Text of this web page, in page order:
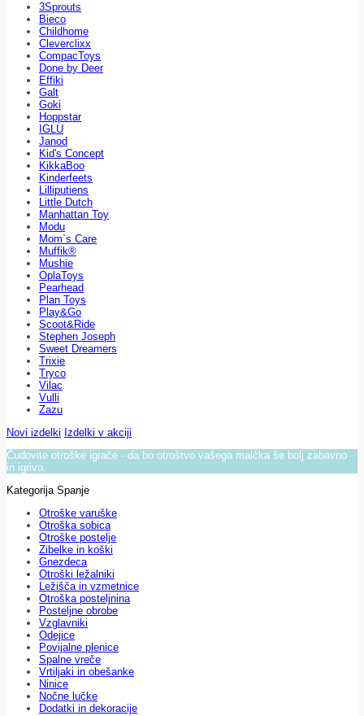
3Sprouts
Bieco
Childhome
Cleverclixx
CompacToys
Done by Deer
Effiki
Galt
Goki
Hoppstar
IGLU
Janod
Kid's Concept
KikkaBoo
Kinderfeets
Lilliputiens
Little Dutch
Manhattan Toy
Modu
Mom`s Care
Muffik®
Mushie
OplaToys
Pearhead
Plan Toys
Play&Go
Scoot&Ride
Stephen Joseph
Sweet Dreamers
Trixie
Tryco
Vilac
Vulli
Zazu
Novi izdelki Izdelki v akciji
Čudovite otroške igrače - da bo otroštvo vašega malčka še bolj zabavno
in igrivo.
Kategorija Spanje
Otroške varuške
Otroška sobica
Otroške postelje
Zibelke in koški
Gnezdeca
Otroški ležalniki
Ležišča in vzmetnice
Otroška posteljnina
Posteljne obrobe
Vzglavniki
Odejice
Povijalne plenice
Spalne vreče
Vrtiljaki in obešanke
Ninice
Nočne lučke
Dodatki in dekoracije